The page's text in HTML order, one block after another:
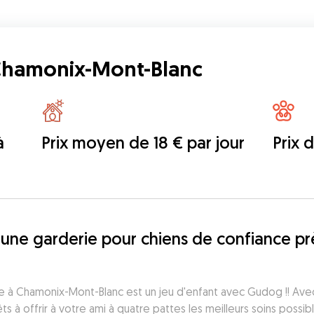
Mont-Blanc
Prix moyen de 18 € par jour Prix
garderie pour chiens de confiance
à Chamonix-Mont-Blanc est un jeu d'enfant avec Gudog !!
à offrir à votre ami à quatre pattes les meilleurs soins